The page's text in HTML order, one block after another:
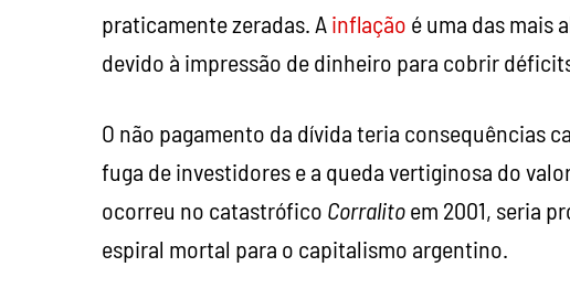
praticamente zeradas. A inflação é uma das mais
devido à impressão de dinheiro para cobrir
O não pagamento da dívida teria consequências
fuga de investidores e a queda vertiginosa do
ocorreu no catastrófico Corralitoem 2001, seria
espiral mortal para o capitalismo argentino.